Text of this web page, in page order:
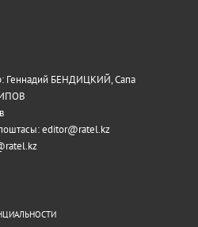
Геннадий БЕНДИЦКИЙ, Сапа
editor@ratel.kz